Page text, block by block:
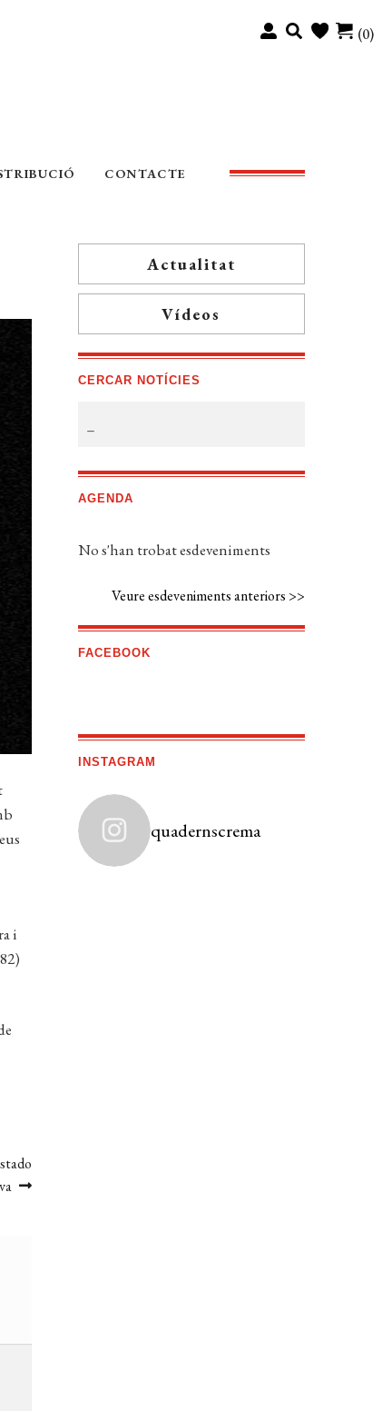
(0)
CONTACTE
i
Actualitat
Vídeos
CERCAR NOTÍCIES
AGENDA
No s'han trobat esdeveniments
Veure esdeveniments anteriors >>
FACEBOOK
INSTAGRAM
quadernscrema